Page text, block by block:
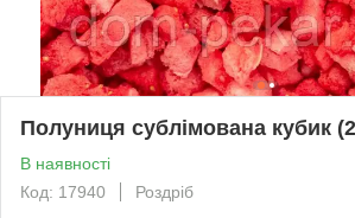
Полуниця сублімована кубик
В наявності
Код: 17940
Роздріб